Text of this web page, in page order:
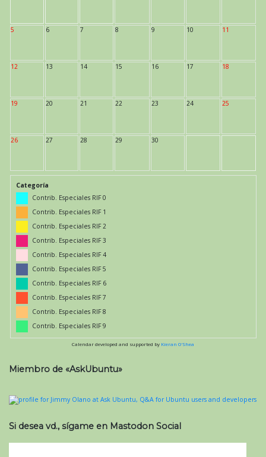
5 6 7 8 9 10 11
12 13 14 15 16 17 18
19 20 21 22 23 24 25
26 27 28 29 30
Categoría
Contrib. Especiales RIF 0
Contrib. Especiales RIF 1
Contrib. Especiales RIF 2
Contrib. Especiales RIF 3
Contrib. Especiales RIF 4
Contrib. Especiales RIF 5
Contrib. Especiales RIF 6
Contrib. Especiales RIF 7
Contrib. Especiales RIF 8
Contrib. Especiales RIF 9
Calendar developed and supported by Kieran O'Shea
Miembro de «AskUbuntu»
Si desea vd., sígame en Mastodon Social